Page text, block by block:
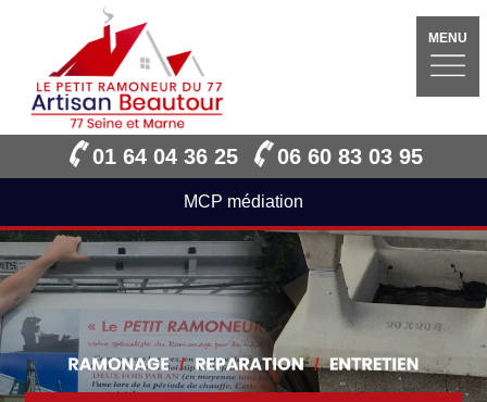
MENU
01 64 04 36 25 06 60 83 03 95
MCP médiation